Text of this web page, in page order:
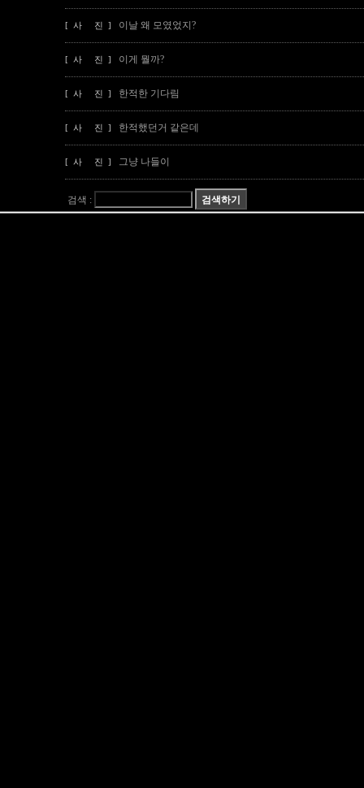
[ 사 진 ] 이날 왜 모였었지?
[ 사 진 ] 이게 뭘까?
[ 사 진 ] 한적한 기다림
[ 사 진 ] 한적했던거 같은데
[ 사 진 ] 그냥 나들이
검색 :